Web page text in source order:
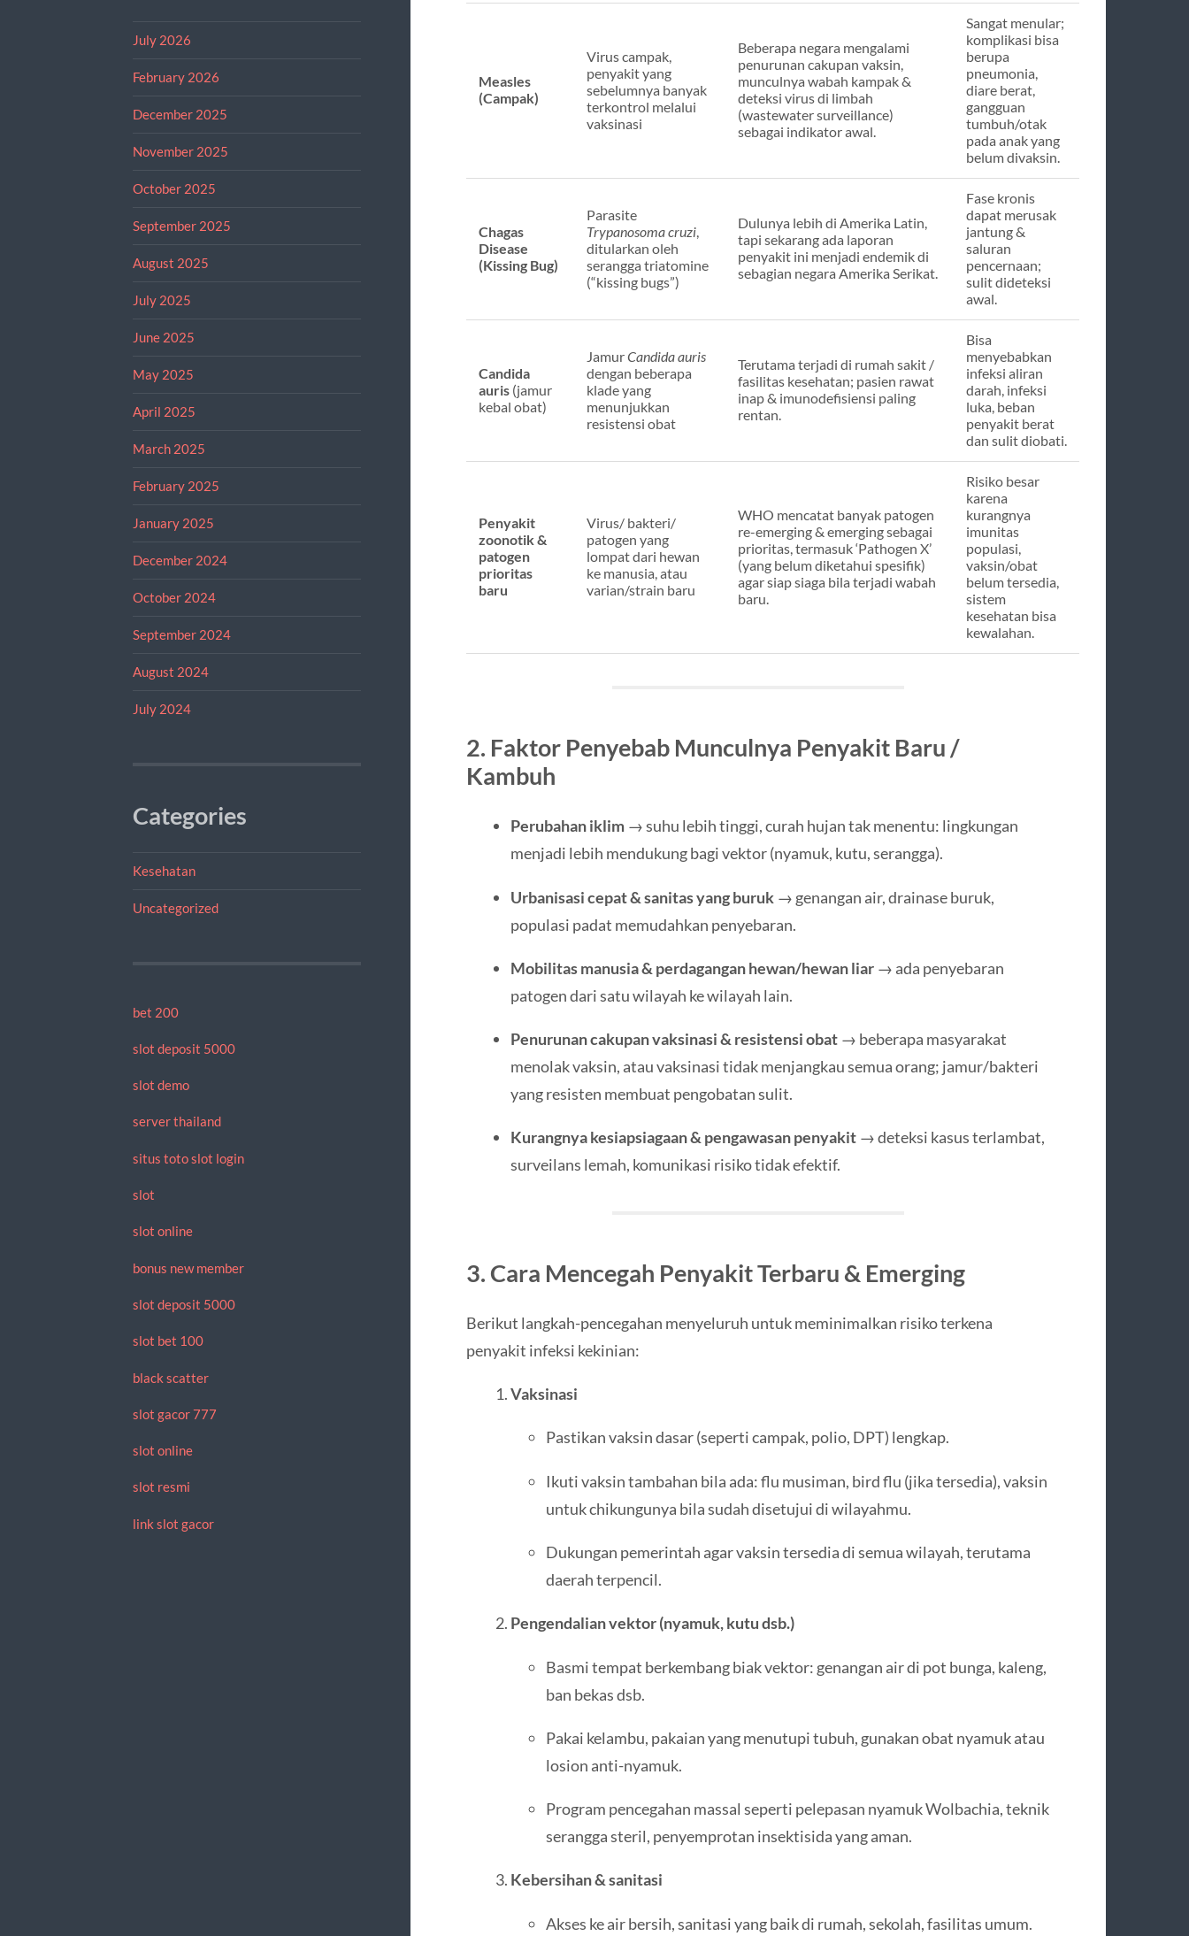
July 2026
February 2026
December 2025
November 2025
October 2025
September 2025
August 2025
July 2025
June 2025
May 2025
April 2025
March 2025
February 2025
January 2025
December 2024
October 2024
September 2024
August 2024
July 2024
Categories
Kesehatan
Uncategorized
bet 200
slot deposit 5000
slot demo
server thailand
situs toto slot login
slot
slot online
bonus new member
slot deposit 5000
slot bet 100
black scatter
slot gacor 777
slot online
slot resmi
link slot gacor
Measles
(Campak)
Virus campak,
penyakit yang
sebelumnya banyak
terkontrol melalui
vaksinasi
Beberapa negara mengalami
penurunan cakupan vaksin,
munculnya wabah kampak &
deteksi virus di limbah
(wastewater surveillance)
sebagai indikator awal.
Sangat menular;
komplikasi bisa
berupa
pneumonia,
diare berat,
gangguan
tumbuh/otak
pada anak yang
belum divaksin.
Chagas
Disease
(Kissing Bug)
Parasite
Trypanosoma cruzi,
ditularkan oleh
serangga triatomine
(“kissing bugs”)
Dulunya lebih di Amerika Latin,
tapi sekarang ada laporan
penyakit ini menjadi endemik di
sebagian negara Amerika Serikat.
Fase kronis
dapat merusak
jantung &
saluran
pencernaan;
sulit dideteksi
awal.
Candida
auris(jamur
kebal obat)
JamurCandida auris
dengan beberapa
klade yang
menunjukkan
resistensi obat
Terutama terjadi di rumah sakit /
fasilitas kesehatan; pasien rawat
inap & imunodefisiensi paling
rentan.
Bisa
menyebabkan
infeksi aliran
darah, infeksi
luka, beban
penyakit berat
dan sulit diobati.
Penyakit
zoonotik &
patogen
prioritas
baru
Virus/ bakteri/
patogen yang
lompat dari hewan
ke manusia, atau
varian/strain baru
WHO mencatat banyak patogen
re-emerging & emerging sebagai
prioritas, termasuk ‘Pathogen X’
(yang belum diketahui spesifik)
agar siap siaga bila terjadi wabah
baru.
Risiko besar
karena
kurangnya
imunitas
populasi,
vaksin/obat
belum tersedia,
sistem
kesehatan bisa
kewalahan.
2. Faktor Penyebab Munculnya Penyakit Baru /
Kambuh
Perubahan iklim→ suhu lebih tinggi, curah hujan tak menentu: lingkungan
menjadi lebih mendukung bagi vektor (nyamuk, kutu, serangga).
Urbanisasi cepat & sanitas yang buruk→ genangan air, drainase buruk,
populasi padat memudahkan penyebaran.
Mobilitas manusia & perdagangan hewan/hewan liar→ ada penyebaran
patogen dari satu wilayah ke wilayah lain.
Penurunan cakupan vaksinasi & resistensi obat→ beberapa masyarakat
menolak vaksin, atau vaksinasi tidak menjangkau semua orang; jamur/bakteri
yang resisten membuat pengobatan sulit.
Kurangnya kesiapsiagaan & pengawasan penyakit→ deteksi kasus terlambat,
surveilans lemah, komunikasi risiko tidak efektif.
3. Cara Mencegah Penyakit Terbaru & Emerging
Berikut langkah-pencegahan menyeluruh untuk meminimalkan risiko terkena
penyakit infeksi kekinian:
Vaksinasi
Pastikan vaksin dasar (seperti campak, polio, DPT) lengkap.
Ikuti vaksin tambahan bila ada: flu musiman, bird flu (jika tersedia), vaksin
untuk chikungunya bila sudah disetujui di wilayahmu.
Dukungan pemerintah agar vaksin tersedia di semua wilayah, terutama
daerah terpencil.
Pengendalian vektor (nyamuk, kutu dsb.)
Basmi tempat berkembang biak vektor: genangan air di pot bunga, kaleng,
ban bekas dsb.
Pakai kelambu, pakaian yang menutupi tubuh, gunakan obat nyamuk atau
losion anti-nyamuk.
Program pencegahan massal seperti pelepasan nyamuk Wolbachia, teknik
serangga steril, penyemprotan insektisida yang aman.
Kebersihan & sanitasi
Akses ke air bersih, sanitasi yang baik di rumah, sekolah, fasilitas umum.